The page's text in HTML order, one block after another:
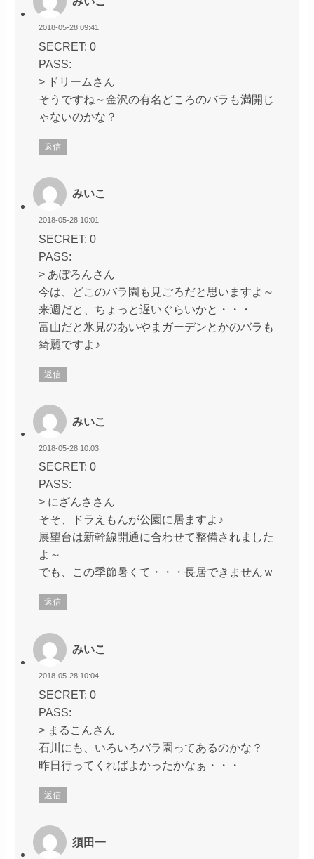
2018-05-28 09:41
SECRET: 0
PASS:
> ドリームさん
そうですね～金沢の有名どころのバラも満開じ
ゃないのかな？
返信
みいこ
2018-05-28 10:01
SECRET: 0
PASS:
> あぽろんさん
今は、どこのバラ園も見ごろだと思いますよ～
来週だと、ちょっと遅いぐらいかと・・・
富山だと氷見のあいやまガーデンとかのバラも
綺麗ですよ♪
返信
みいこ
2018-05-28 10:03
SECRET: 0
PASS:
> にざんささん
そそ、ドラえもんが公園に居ますよ♪
展望台は新幹線開通に合わせて整備されました
よ～
でも、この季節暑くて・・・長居できませんｗ
返信
みいこ
2018-05-28 10:04
SECRET: 0
PASS:
> まるこんさん
石川にも、いろいろバラ園ってあるのかな？
昨日行ってくればよかったかなぁ・・・
返信
須田一